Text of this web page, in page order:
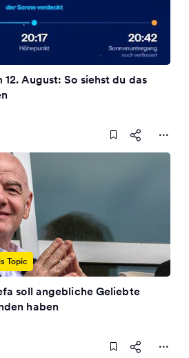
August: So siehst du das
Topic
soll angebliche Geliebte
haben